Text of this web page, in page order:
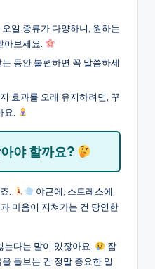
오일 종류가 다양하니, 원하는
보세요.
는 동안 불편하면 꼭 말씀하세
효과를 오래 유지하려면, 꾸
.
야 할까요?
.
야근에, 스트레스에,
마음이 지쳐가는 건 당연한
다는 말이 있잖아요.
잠
돌보는 건 정말 중요한 일